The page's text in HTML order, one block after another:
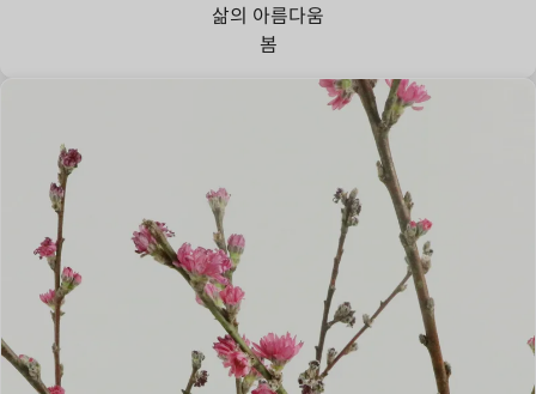
삶의 아름다움
봄